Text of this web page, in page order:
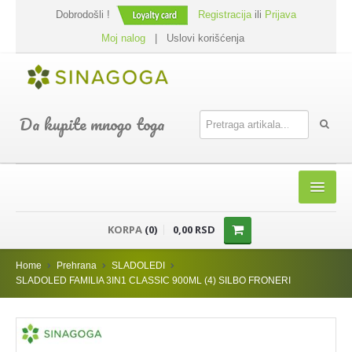
Dobrodošli ! Registracijaili Prijava
Moj nalog
Uslovi korišćenja
Da kupite mnogo toga
SHOP
PREHRANA
DODACI JELIMA
KORPA (0) 0,00 RSD
Home Prehrana
SLADOLEDI
SLADOLED FAMILIA 3IN1 CLASSIC 900ML (4) SILBO FRONERI